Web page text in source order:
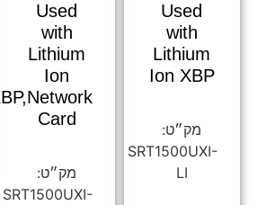
Used
with
Lithium
Ion XBP
SRT1500UXI-
LI
Used
with
Lithium
Ion
Card
SRT1500UXI-